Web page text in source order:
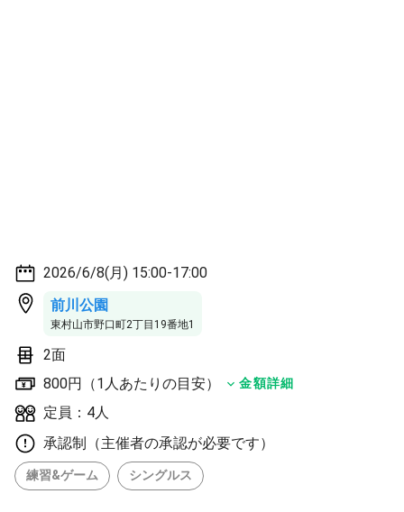
2026/6/8(月) 15:00-17:00
前川公園
東村山市野口町2丁目19番地1
2面
800円（1人あたりの目安）
金額詳細
定員：4人
承認制（主催者の承認が必要です）
練習&ゲーム シングルス